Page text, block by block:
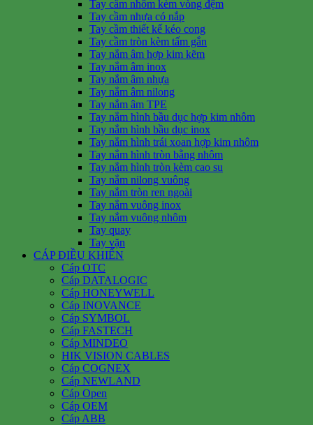
Tay cầm nhôm kèm vòng đệm
Tay cầm nhựa có nắp
Tay cầm thiết kế kéo cong
Tay cầm tròn kèm tấm gắn
Tay nắm âm hợp kim kẽm
Tay nắm âm inox
Tay nắm âm nhựa
Tay nắm âm nilong
Tay nắm âm TPE
Tay nắm hình bầu dục hợp kim nhôm
Tay nắm hình bầu dục inox
Tay nắm hình trái xoan hợp kim nhôm
Tay nắm hình tròn bằng nhôm
Tay nắm hình tròn kèm cao su
Tay nắm nilong vuông
Tay nắm tròn ren ngoài
Tay nắm vuông inox
Tay nắm vuông nhôm
Tay quay
Tay vặn
CÁP ĐIỀU KHIỂN
Cáp OTC
Cáp DATALOGIC
Cáp HONEYWELL
Cáp INOVANCE
Cáp SYMBOL
Cáp FASTECH
Cáp MINDEO
HIK VISION CABLES
Cáp COGNEX
Cáp NEWLAND
Cáp Open
Cáp OEM
Cáp ABB